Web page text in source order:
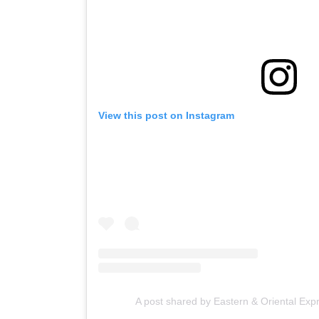
View this post on Instagram
A post shared by Eastern & Oriental